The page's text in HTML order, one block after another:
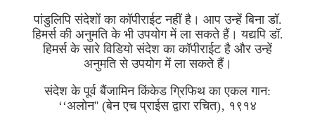
पांडुलिपि संदेशों का कॉपीराईट नहीं है। आप उन्हें बिना डॉ.
हिमर्स की अनुमति के भी उपयोग में ला सकते हैं। यद्यपि डॉ.
हिमर्स के सारे विडियो संदेश का कॉपीराईट है और उन्हें
अनुमति से उपयोग में ला सकते हैं।
संदेश के पूर्व बैंजामिन किंकेड ग्रिफिथ का एकल गान:
‘‘अलोन'' (बेन एच प्राईस द्वारा रचित)‚ १९१४